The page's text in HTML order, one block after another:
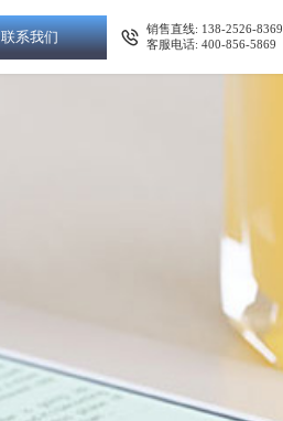
联系我们
销售直线: 138-2526-8369
客服电话: 400-856-5869